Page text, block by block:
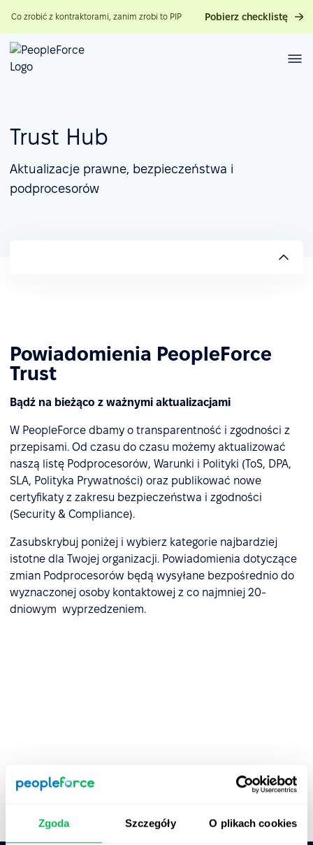
Zgoda Szczegóły O plikach cookies
Co zrobić z kontraktorami, zanim zrobi to PIP Pobierz checklistę
Trust Hub
Aktualizacje prawne, bezpieczeństwa i
podprocesorów
Powiadomienia PeopleForce
Trust
Bądź na bieżąco z ważnymi aktualizacjami
W PeopleForce dbamy o transparentność i zgodności z
przepisami. Od czasu do czasu możemy aktualizować
naszą listę Podprocesorów, Warunki i Polityki (ToS, DPA,
SLA, Polityka Prywatności) oraz publikować nowe
certyfikaty z zakresu bezpieczeństwa i zgodności
(Security & Compliance).
Zasubskrybuj poniżej i wybierz kategorie najbardziej
istotne dla Twojej organizacji. Powiadomienia dotyczące
zmian Podprocesorów będą wysyłane bezpośrednio do
wyznaczonej osoby kontaktowej z co najmniej 20-
dniowym wyprzedzeniem.